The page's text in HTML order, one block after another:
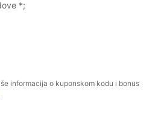
*;
informacija o kuponskom kodu i bonus